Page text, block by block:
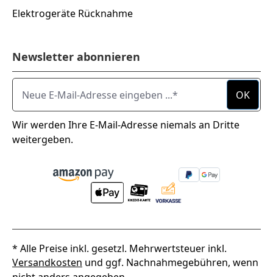
Elektrogeräte Rücknahme
Newsletter abonnieren
Neue E-Mail-Adresse eingeben ...
OK
Wir werden Ihre E-Mail-Adresse niemals an Dritte
weitergeben.
* Alle Preise inkl. gesetzl. Mehrwertsteuer inkl.
Versandkosten und ggf. Nachnahmegebühren, wenn